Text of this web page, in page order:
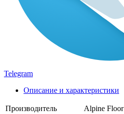
Telegram
Описание и характеристики
Производитель
Alpine Floor